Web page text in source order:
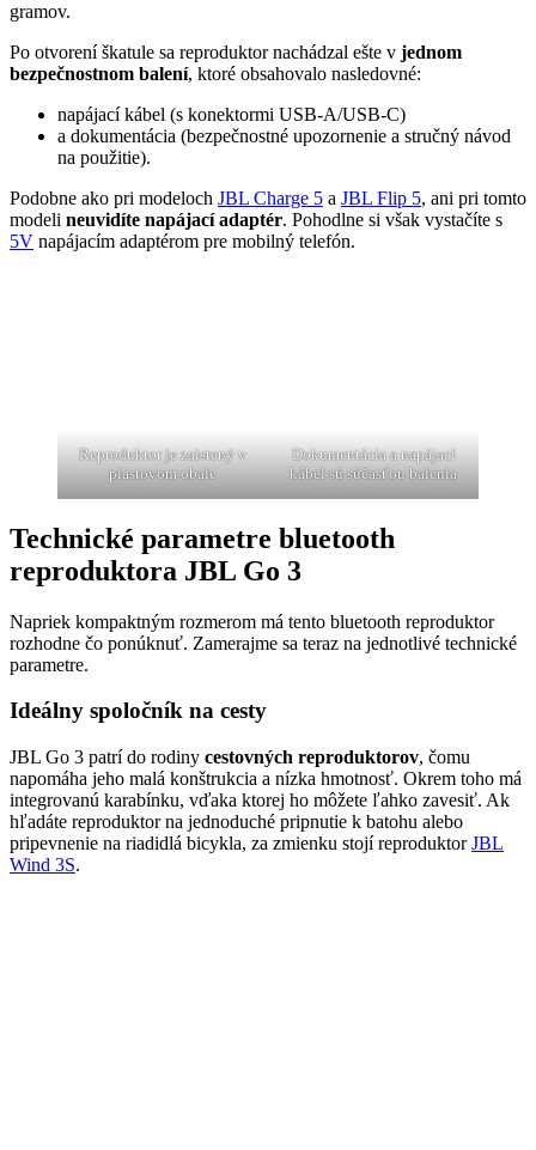
gramov.
Po otvorení škatule sa reproduktor nachádzal ešte v jednom
bezpečnostnom balení, ktoré obsahovalo nasledovné:
napájací kábel (s konektormi USB-A/USB-C)
a dokumentácia (bezpečnostné upozornenie a stručný návod
na použitie).
Podobne ako pri modeloch JBL Charge 5 a JBL Flip 5, ani pri tomto
modeli neuvidíte napájací adaptér. Pohodlne si však vystačíte s
5V napájacím adaptérom pre mobilný telefón.
Reproduktor je zaistený v
plastovom obale
Dokumentácia a napájací
kábel sú súčasťou balenia
Technické parametre bluetooth
reproduktora JBL Go 3
Napriek kompaktným rozmerom má tento bluetooth reproduktor
rozhodne čo ponúknuť. Zamerajme sa teraz na jednotlivé technické
parametre.
Ideálny spoločník na cesty
JBL Go 3 patrí do rodiny cestovných reproduktorov, čomu
napomáha jeho malá konštrukcia a nízka hmotnosť. Okrem toho má
integrovanú karabínku, vďaka ktorej ho môžete ľahko zavesiť. Ak
hľadáte reproduktor na jednoduché pripnutie k batohu alebo
pripevnenie na riadidlá bicykla, za zmienku stojí reproduktorJBL
Wind 3S.